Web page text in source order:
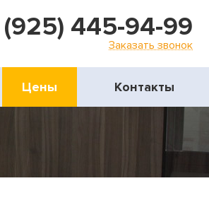
(925) 445-94-99
Заказать звонок
Цены Контакты